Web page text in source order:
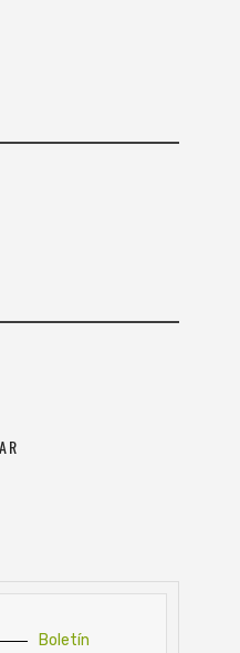
Boletín